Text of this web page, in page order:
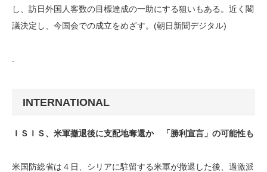
し、訪日外国人客数の目標達成の一助にする狙いもある。近く閣
議決定し、今国会での成立をめざす。(朝日新聞デジタル)
.
INTERNATIONAL
ＩＳＩＳ、米軍撤退後に支配地奪還か 「勝利宣言」の可能性も
米国防総省は４日、シリアに駐留する米軍が撤退した後、過激派